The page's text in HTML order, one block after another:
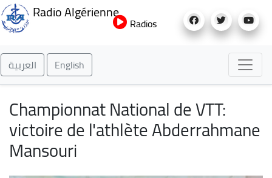
au
Radio Algérienne
Radios
العربية English
Championnat National de VTT:
victoire de l'athlète Abderrahmane
Mansouri